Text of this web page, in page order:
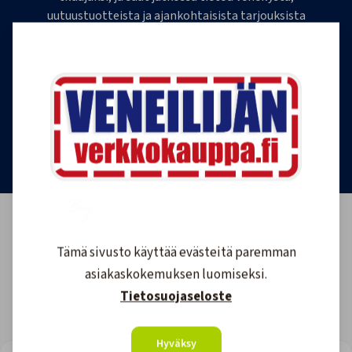
uutuustuotteista ja ajankohtaisista tarjouksista
tilauksen milloin tahansa.
Tilaa uutiskirje
Tämä sivusto käyttää evästeitä paremman
asiakaskokemuksen luomiseksi.
Tietosuojaseloste
Hyväksy